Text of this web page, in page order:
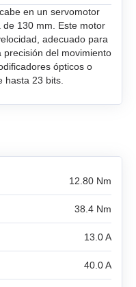
en un servomotor
130 mm. Este motor
adecuado para
del movimiento
ópticos o
hasta 23 bits.
12.80 Nm
38.4 Nm
13.0 A
40.0 A